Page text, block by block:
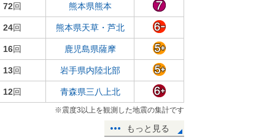
72回 熊本県熊本
24回 熊本県天草・芦北
16回 鹿児島県薩摩
13回 岩手県内陸北部
12回 青森県三八上北
※震度3以上を観測した地震の集計です
もっと見る